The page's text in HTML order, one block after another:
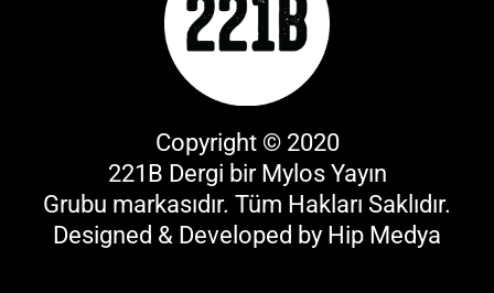
Copyright © 2020
221B Dergi bir Mylos Yayın
Grubu markasıdır. Tüm Hakları Saklıdır.
Designed & Developed by Hip Medya